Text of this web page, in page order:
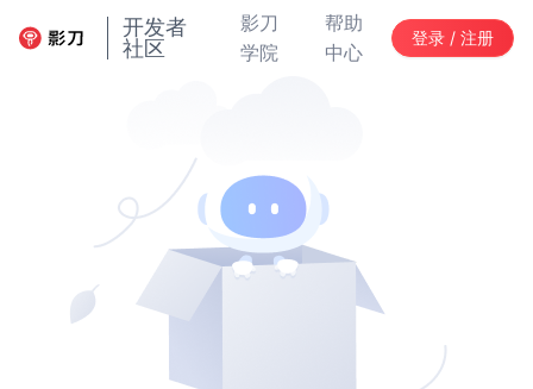
开发者
社区
影刀
学院
帮助
中心
登录 / 注册